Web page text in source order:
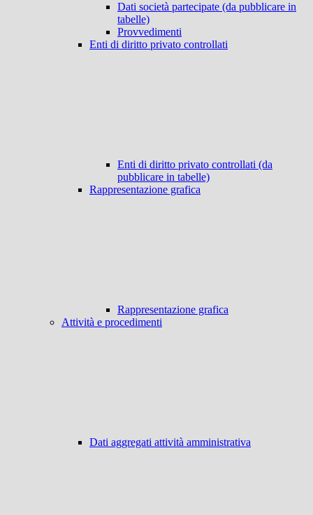
Dati società partecipate (da pubblicare in
tabelle)
Provvedimenti
Enti di diritto privato controllati
Enti di diritto privato controllati (da
pubblicare in tabelle)
Rappresentazione grafica
Rappresentazione grafica
Attività e procedimenti
Dati aggregati attività amministrativa